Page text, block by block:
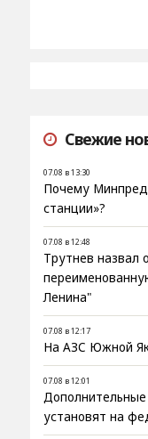
Свежие
07.08 в 13:30
Почему Минпред
станции»?
07.08 в 12:48
Трутнев назвал
Ленина"
07.08 в 12:17
На АЗС Южной
07.08 в 12:01
установят на